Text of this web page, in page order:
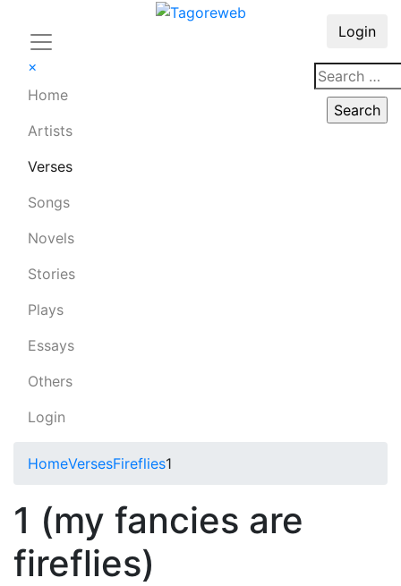
×
Home
Artists
Verses
Songs
Novels
Stories
Plays
Essays
Others
Login
Login
HomeVersesFireflies1
1 (my fancies are
fireflies)